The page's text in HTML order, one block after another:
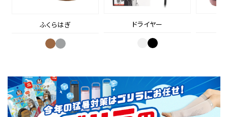
ふくらはぎ ドライヤー